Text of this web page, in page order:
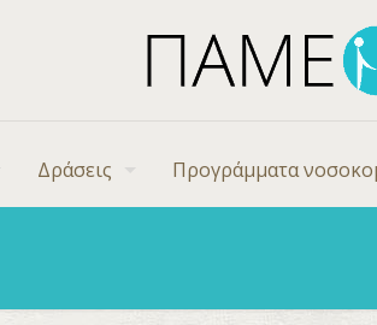
Δράσεις Προγράμματα